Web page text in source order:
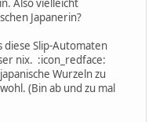
Also vielleicht
Japanerin?
diese Slip-Automaten
nix. :icon_redface:
Wurzeln zu
(Bin ab und zu mal